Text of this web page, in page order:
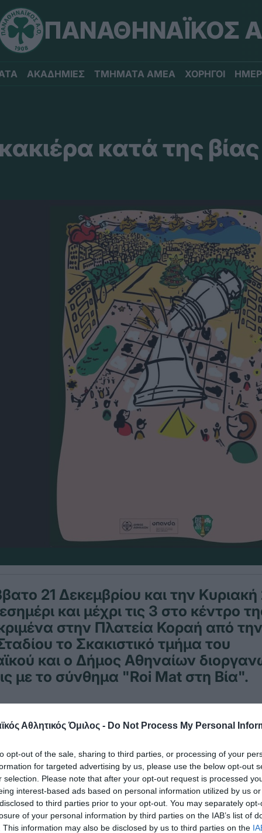
Αθλητικός Όμιλος - Do Not Process My Personal
opt-out of the sale, sharing to third parties, or processing of your
for targeted advertising by us, please use the below opt-out
selection. Please note that after your opt-out request is processed
interest-based ads based on personal information utilized by us
to third parties prior to your opt-out. You may separately
of your personal information by third parties on the IAB’s list of
This information may also be disclosed by us to third parties on the
ΠΑΝΑΘΗΝΑΪΚΟΣ
ΑΚΑΔΗΜΙΕΣ ΤΜΗΜΑΤΑ ΑΜΕΑ ΧΟΡΗΓΟΙ
κατά της
21 Δεκεμβρίου και την
και μέχρι τις 3 στο κέντρο
στην Πλατεία Κοραή από
το Σκακιστικό τμήμα του
και ο Δήμος Αθηναίων
με το σύνθημα "Roi Mat στη Βία".
περιλαμβάνονται, το Σάββατο αγώνας
την 11η θέση στον κόσμο, στην ηλικία
chess από τον FIde maitre Αναστάση Τζούμπα
με δεμένα τα μάτια ταυτόχρονα 3 αντιπάλους.
simultane από τον GM Στέλιο Χαλκιά.